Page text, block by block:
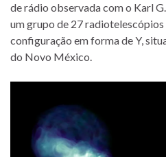
de rádio observada com o Karl
um grupo de 27
configuração em forma de Y,
do Novo México.